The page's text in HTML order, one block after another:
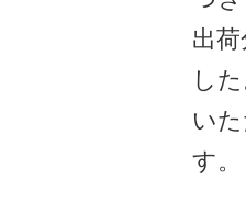
出
し
い
す。